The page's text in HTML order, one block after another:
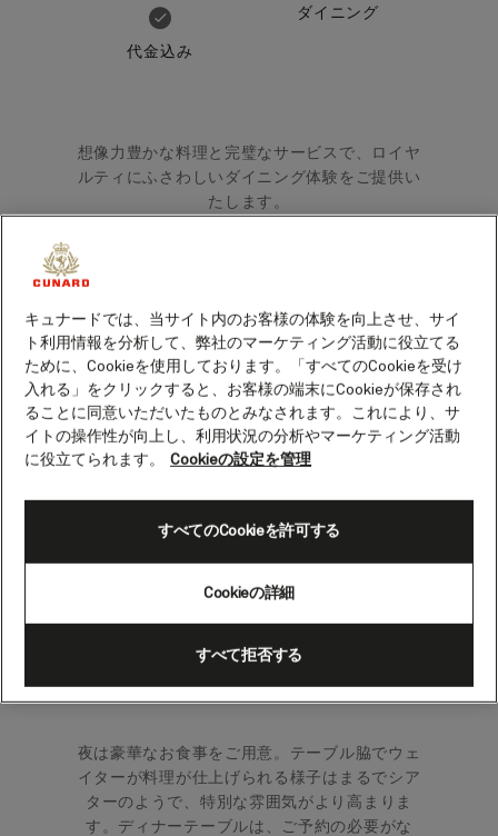
代金込み
ダイニング
想像力豊かな料理と完璧なサービスで、ロイヤ
ルティにふさわしいダイニング体験をご提供い
たします。
プリンセス・グリル スイートをご予約のお客様
は、この極上のレストランでワンランク上のア
ラカルトメニューをお楽しみいただけます。
世界有数のホテルに匹敵するダイニングルーム
と、クラシックな味のペアリング、独創的なア
レンジが光るメニューを備えたプリンセス・グ
リル・レストランは、船上のダイニングの中で
がらきめ細やかなサービスと、お客様一人ひと
りに合わせた気配りで、特別なダイニング体験
い4品コースのメニューと軽食のオプションをご
用意しております。
夜は豪華なお食事をご用意。テーブル脇でウェ
イターが料理が仕上げられる様子はまるでシア
ターのようで、特別な雰囲気がより高まりま
す。ディナーテーブルは、ご予約の必要がな
キュナードでは、当サイト内のお客様の体験を向上させ、サイ
ト利用情報を分析して、弊社のマーケティング活動に役立てる
ために、Cookieを使用しております。「すべてのCookieを受け
入れる」をクリックすると、お客様の端末にCookieが保存され
ることに同意いただいたものとみなされます。これにより、サ
イトの操作性が向上し、利用状況の分析やマーケティング活動
に役立てられます。
Cookieの設定を管理
Cookieの詳細
すべて拒否する
すべてのCookieを許可する